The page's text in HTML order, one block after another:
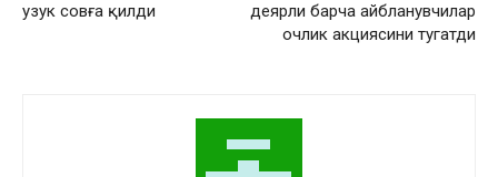
узук совға қилди
деярли барча айбланувчилар
очлик акциясини тугатди